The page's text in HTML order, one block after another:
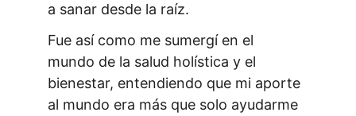
a sanar desde la raíz.
Fue así como me sumergí en el
mundo de la salud holística y el
bienestar, entendiendo que mi aporte
al mundo era más que solo ayudarme